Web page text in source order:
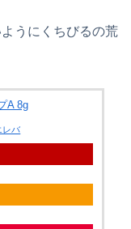
うにくちびるの荒
A 8g
レバ